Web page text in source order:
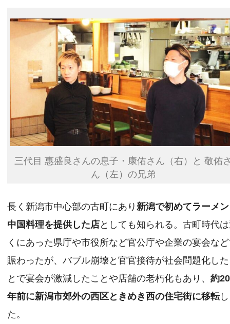
三代目 惠盛良さんの息子・康佑さん（右）と 敬佑
ん（左）の兄弟
長く新潟市中心部の古町にあり新潟で初めてラーメ
中国料理を提供した店としても知られる。古町時代
くにあった県庁や市役所など官公庁や企業の宴会な
賑わったが、バブル崩壊と官官接待が社会問題化し
とで宴会が激減したことや店舗の老朽化もあり、約20
年前に新潟市郊外の西区ときめき西の住宅街に移転し
た。